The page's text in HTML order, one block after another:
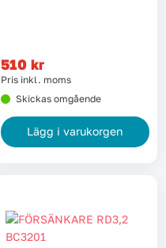
510 kr
Pris inkl. moms
Skickas omgående
Lägg i varukorgen